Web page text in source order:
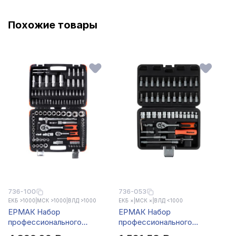
Похожие товары
736-100
ЕКБ >1000 МСК >1000 ВЛД >1000
ЕРМАК Набор
профессионального
736-053
ЕКБ × МСК × ВЛД <1000
ЕРМАК Набор
профессионального